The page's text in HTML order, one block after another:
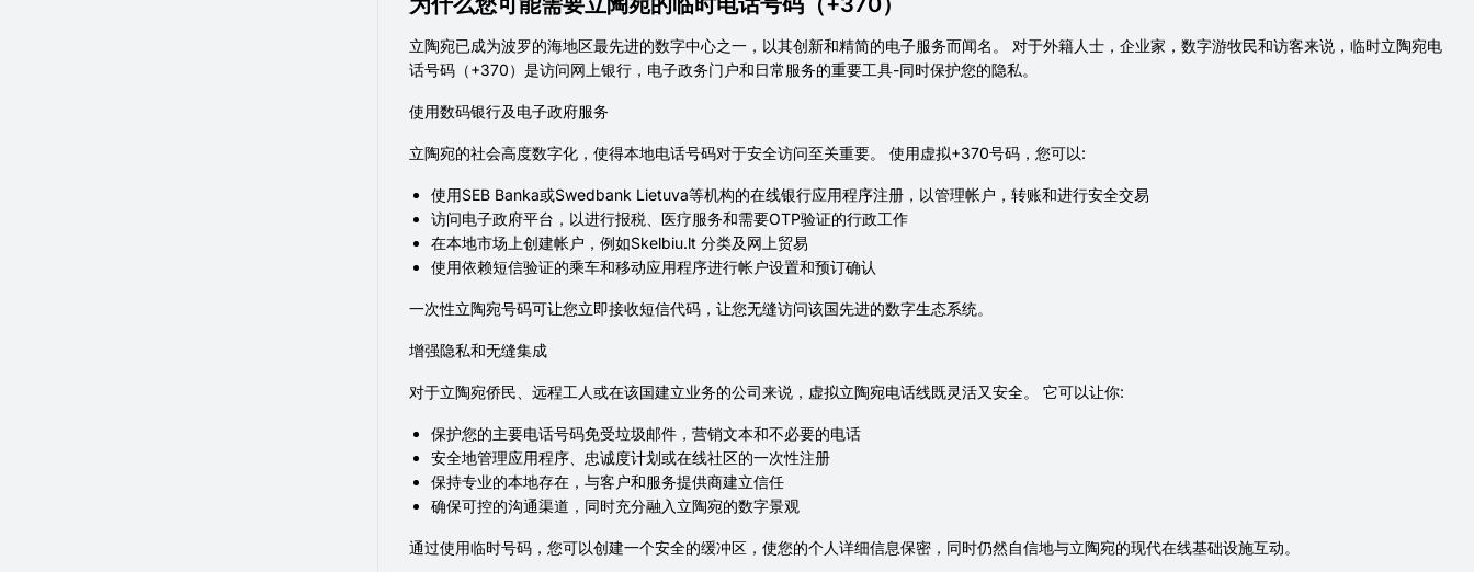
立陶宛已成为波罗的海地区最先进的数字中心之一，以其创新和精简的电子服务而闻名。 对于外籍人士，企业家，数字游牧民和访客来说，临时立陶宛电
话号码（+370）是访问网上银行，电子政务门户和日常服务的重要工具-同时保护您的隐私。
使用数码银行及电子政府服务
立陶宛的社会高度数字化，使得本地电话号码对于安全访问至关重要。 使用虚拟+370号码，您可以:
使用SEB Banka或Swedbank Lietuva等机构的在线银行应用程序注册，以管理帐户，转账和进行安全交易
访问电子政府平台，以进行报税、医疗服务和需要OTP验证的行政工作
在本地市场上创建帐户，例如Skelbiu.lt 分类及网上贸易
使用依赖短信验证的乘车和移动应用程序进行帐户设置和预订确认
一次性立陶宛号码可让您立即接收短信代码，让您无缝访问该国先进的数字生态系统。
增强隐私和无缝集成
对于立陶宛侨民、远程工人或在该国建立业务的公司来说，虚拟立陶宛电话线既灵活又安全。 它可以让你:
保护您的主要电话号码免受垃圾邮件，营销文本和不必要的电话
安全地管理应用程序、忠诚度计划或在线社区的一次性注册
保持专业的本地存在，与客户和服务提供商建立信任
确保可控的沟通渠道，同时充分融入立陶宛的数字景观
通过使用临时号码，您可以创建一个安全的缓冲区，使您的个人详细信息保密，同时仍然自信地与立陶宛的现代在线基础设施互动。